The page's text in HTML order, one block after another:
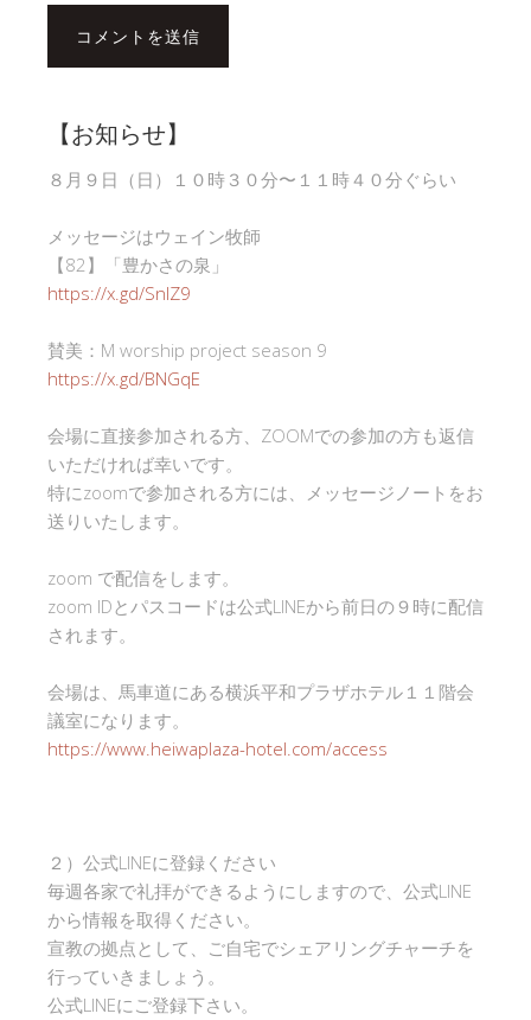
【お知らせ】
８月９日（日）１０時３０分〜１１時４０分ぐらい
メッセージはウェイン牧師
【82】「豊かさの泉」
https://x.gd/SnlZ9
賛美：M worship project season 9
https://x.gd/BNGqE
会場に直接参加される方、ZOOMでの参加の方も返信
いただければ幸いです。
特にzoomで参加される方には、メッセージノートをお
送りいたします。
zoom で配信をします。
zoom IDとパスコードは公式LINEから前日の９時に配信
されます。
会場は、馬車道にある横浜平和プラザホテル１１階会
議室になります。
https://www.heiwaplaza-hotel.com/access
２）公式LINEに登録ください
毎週各家で礼拝ができるようにしますので、公式LINE
から情報を取得ください。
宣教の拠点として、ご自宅でシェアリングチャーチを
行っていきましょう。
公式LINEにご登録下さい。